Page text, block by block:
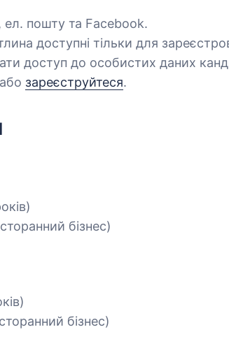
, ел. пошту та Facebook.
доступні тільки для
доступ до особистих даних
зареєструйтеся.
бізнес)
бізнес)